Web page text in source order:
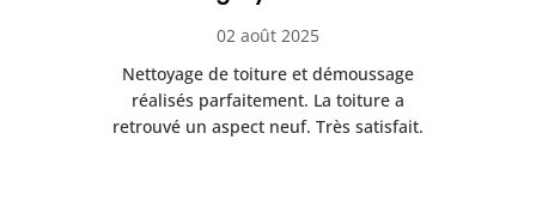
02 août 2025
Nettoyage de toiture et démoussage
réalisés parfaitement. La toiture a
retrouvé un aspect neuf. Très satisfait.